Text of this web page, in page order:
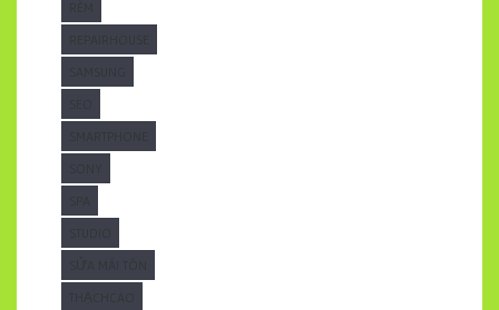
REPAIRHOUSE
SAMSUNG
SMARTPHONE
SPA
STUDIO
SỬA MÁI TÔN
THẠCHCAO